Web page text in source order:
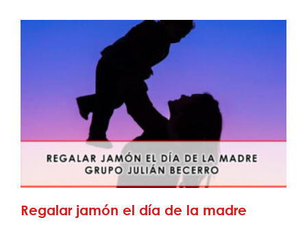
Regalar jamón el día de la madre
Regalar jamón el día de la madre